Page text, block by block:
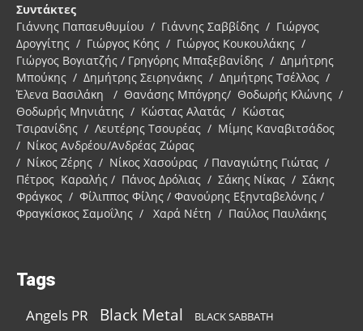
Συντάκτες
Γιάννης Παπαευθυμίου / Γιάννης Σαββίδης / Γιώργος
Δρογγίτης / Γιώργος Κόης / Γιώργος Κουκουλάκης /
Γιώργος Βογιατζής / Γρηγόρης Μπαξεβανίδης / Δημήτρης
Μπούκης / Δημήτρης Σειρηνάκης / Δημήτρης Τσέλλος /
Έλενα Βασιλάκη / Θανάσης Μπόγρης/ Θοδωρής Κλώνης /
Θοδωρής Μηνιάτης / Κώστας Αλατάς / Κώστας
Τσιρανίδης / Λευτέρης Τσουρέας / Μίμης Καναβιτσάδος
/ Νίκος Ανδρέου/Ανδρέας Ζώρας
/ Νίκος Ζέρης / Νίκος Χασούρας / Παναγιώτης Γιώτας /
Πέτρος Καραλής / Πάνος Δρόλιας / Σάκης Νίκας / Σάκης
Φράγκος / Φίλιππος Φίλης / Φανούρης Εξηνταβελόνης /
Φραγκίσκος Σαμοΐλης / Χαρά Νέτη / Παύλος Παυλάκης
Tags
Angels PR Black Metal BLACK SABBATH